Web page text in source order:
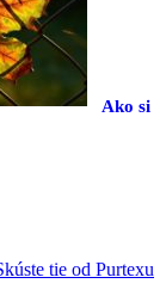
Ako si
tie od Purtexu